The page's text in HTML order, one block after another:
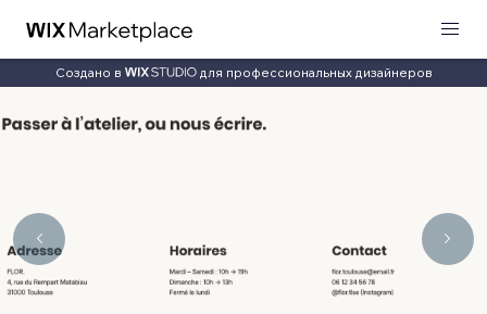
Создано в для профессиональных дизайнеров